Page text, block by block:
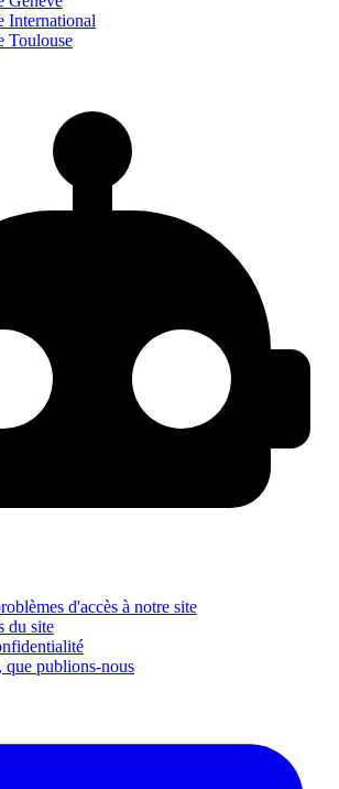
International
Toulouse
d'accès à notre site
du site
que publions-nous